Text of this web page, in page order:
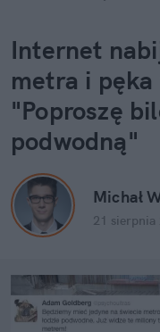
Internet
metra i pęka
"Poproszę
podwodną"
Michał
21